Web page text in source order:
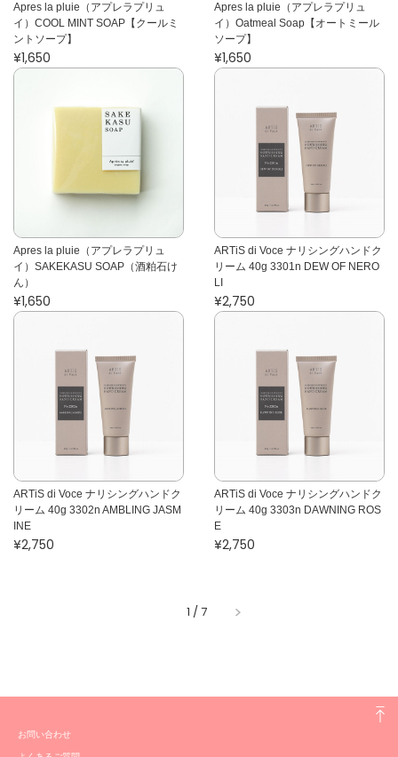
Apres la pluie（アプレラプリュ
イ）COOL MINT SOAP【クールミ
ントソープ】
¥1,650
Apres la pluie（アプレラプリュ
イ）Oatmeal Soap【オートミール
ソープ】
¥1,650
Apres la pluie（アプレラプリュ
イ）SAKEKASU SOAP（酒粕石け
ん）
¥1,650
ARTiS di Voce ナリシングハンドク
リーム 40g 3301n DEW OF NERO
LI
¥2,750
ARTiS di Voce ナリシングハンドク
リーム 40g 3302n AMBLING JASM
INE
¥2,750
ARTiS di Voce ナリシングハンドク
リーム 40g 3303n DAWNING ROS
E
¥2,750
1 /7
お問い合わせ